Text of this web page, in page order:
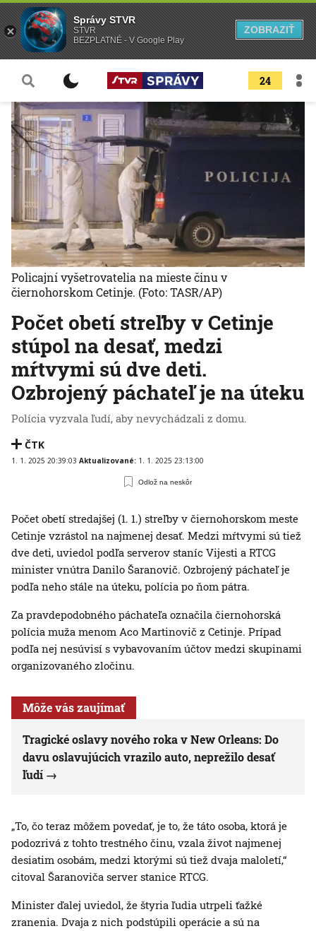
24
Počet obetí streľby v Cetinje
stúpol na desať, medzi
mŕtvymi sú dve deti.
Ozbrojený páchateľ je na úteku
Polícia vyzvala ľudí, aby nevychádzali z domu.
ČTK
1. 1. 2025 20:39:03 Aktualizované: 1. 1. 2025 23:13:00
Odlož na neskôr
Policajní vyšetrovatelia na mieste činu v
čiernohorskom Cetinje. (Foto: TASR/AP)
Počet obetí stredajšej (1. 1.) streľby v čiernohorskom meste
Cetinje vzrástol na najmenej desať. Medzi mŕtvymi sú tiež
dve deti, uviedol podľa serverov staníc Vijesti a RTCG
minister vnútra Danilo Šaranovič. Ozbrojený páchateľ je
podľa neho stále na úteku, polícia po ňom pátra.
Za pravdepodobného páchateľa označila čiernohorská
polícia muža menom Aco Martinovič z Cetinje. Prípad
podľa nej nesúvisí s vybavovaním účtov medzi skupinami
organizovaného zločinu.
Môže vás zaujímať
Tragické oslavy nového roka v New Orleans: Do
davu oslavujúcich vrazilo auto, neprežilo desať
ľudí
„To, čo teraz môžem povedať, je to, že táto osoba, ktorá je
podozrivá z tohto trestného činu, vzala život najmenej
desiatim osobám, medzi ktorými sú tiež dvaja maloletí,“
citoval Šaranoviča server stanice RTCG.
Minister ďalej uviedol, že štyria ľudia utrpeli ťažké
zranenia. Dvaja z nich podstúpili operácie a sú na
Správy STVR
STVR
BEZPLATNÉ - V Google Play
ZOBRAZIŤ